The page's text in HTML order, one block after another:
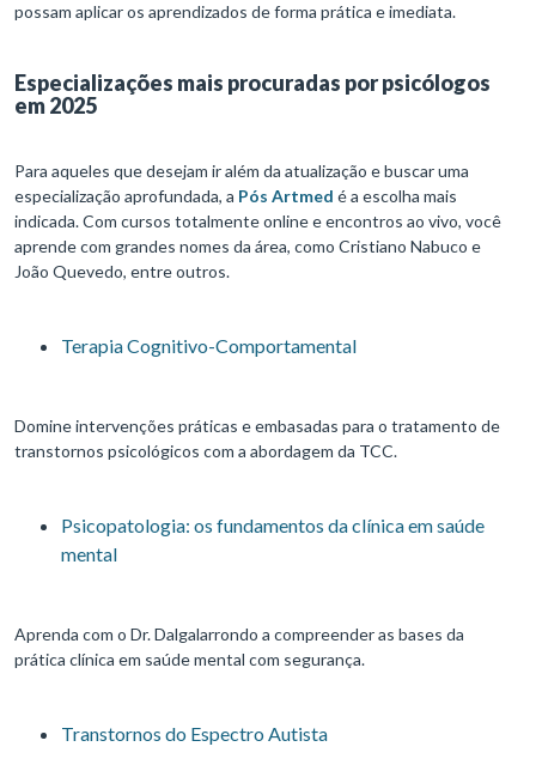
possam aplicar os aprendizados de forma prática e imediata.
Especializações mais procuradas por psicólogos
em 2025
Para aqueles que desejam ir além da atualização e buscar uma
especialização aprofundada, a Pós Artmed é a escolha mais
indicada. Com cursos totalmente online e encontros ao vivo, você
aprende com grandes nomes da área, como Cristiano Nabuco e
João Quevedo, entre outros.
Terapia Cognitivo-Comportamental
Domine intervenções práticas e embasadas para o tratamento de
transtornos psicológicos com a abordagem da TCC.
Psicopatologia: os fundamentos da clínica em saúde
mental
Aprenda com o Dr. Dalgalarrondo a compreender as bases da
prática clínica em saúde mental com segurança.
Transtornos do Espectro Autista